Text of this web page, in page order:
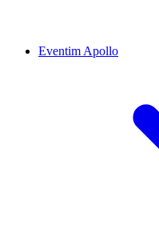
Eventim Apollo